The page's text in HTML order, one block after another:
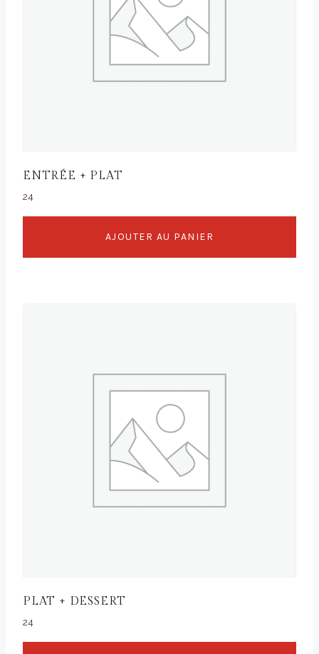
ENTRÉE + PLAT
24
AJOUTER AU PANIER
PLAT + DESSERT
24